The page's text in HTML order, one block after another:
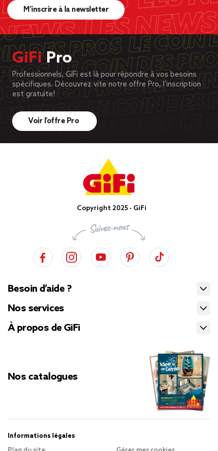
M’inscrire à la newsletter
GiFiPro
Professionnels, GiFi est là pour répondre à vos besoins
spécifiques. Découvrez vite notre offre Pro, l’inscription
est gratuite!
Voir l’offre Pro
Copyright 2025 - GiFi
Besoin d’aide ?
Nos services
À propos de GiFi
Nos catalogues
Informations légales